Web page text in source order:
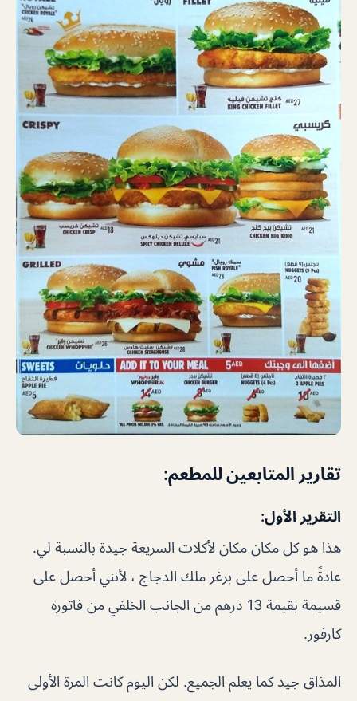
تقارير المتابعين للمطعم:
التقرير الأول:
هذا هو كل مكان مكان لأكلات السريعة جيدة بالنسبة لي.
عادةً ما أحصل على برغر ملك الدجاج ، لأنني أحصل على
قسيمة بقيمة 13 درهم من الجانب الخلفي من فاتورة
كارفور.
المذاق جيد كما يعلم الجميع. لكن اليوم كانت المرة الأولى